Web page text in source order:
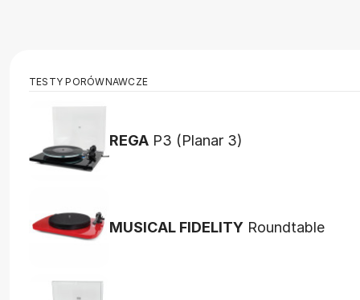
TESTY PORÓWNAWCZE
REGA P3 (Planar 3)
MUSICAL FIDELITY Roundtable